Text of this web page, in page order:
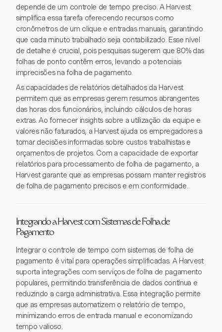
depende de um controle de tempo preciso. A Harvest
simplifica essa tarefa oferecendo recursos como
cronômetros de um clique e entradas manuais, garantindo
que cada minuto trabalhado seja contabilizado. Esse nível
de detalhe é crucial, pois pesquisas sugerem que 80% das
folhas de ponto contêm erros, levando a potenciais
imprecisões na folha de pagamento.
As capacidades de relatórios detalhados da Harvest
permitem que as empresas gerem resumos abrangentes
das horas dos funcionários, incluindo cálculos de horas
extras. Ao fornecer insights sobre a utilização da equipe e
valores não faturados, a Harvest ajuda os empregadores a
tomar decisões informadas sobre custos trabalhistas e
orçamentos de projetos. Com a capacidade de exportar
relatórios para processamento de folha de pagamento, a
Harvest garante que as empresas possam manter registros
de folha de pagamento precisos e em conformidade.
Integrando a Harvest com Sistemas de Folha de
Pagamento
Integrar o controle de tempo com sistemas de folha de
pagamento é vital para operações simplificadas. A Harvest
suporta integrações com serviços de folha de pagamento
populares, permitindo transferência de dados contínua e
reduzindo a carga administrativa. Essa integração permite
que as empresas automatizem o relatório de tempo,
minimizando erros de entrada manual e economizando
tempo valioso.